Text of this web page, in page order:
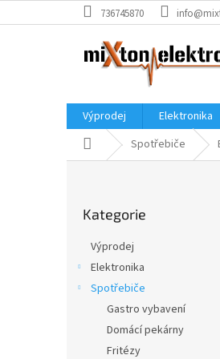
na
736745870
Výprodej Elektronika
Domů Spotřebiče
kategorie
Kategorie
Výprodej
Elektronika
Spotřebiče
Gastro vybavení
Domácí pekárny
Fritézy